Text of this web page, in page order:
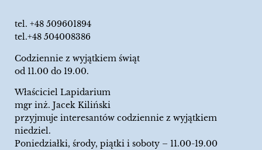
tel. +48 509601894
tel.+48 504008386
Codziennie z wyjątkiem świąt
od 11.00 do 19.00.
Właściciel Lapidarium
mgr inż. Jacek Kiliński
przyjmuje interesantów codziennie z wyjątkiem
niedziel.
Poniedziałki, środy, piątki i soboty – 11.00-19.00